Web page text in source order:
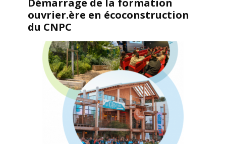
ouvrier.ère en écoconstruction
du CNPC